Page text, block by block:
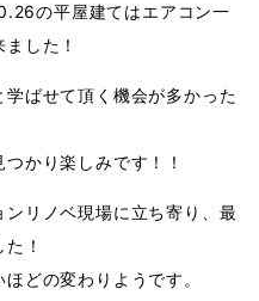
の平屋建てはエアコン一
した！
ばせて頂く機会が多かった
かり楽しみです！！
リノベ現場に立ち寄り、最
！
どの変わりようです。